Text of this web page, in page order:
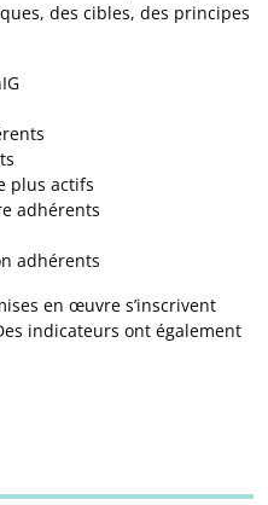
des cibles, des principes
plus actifs
adhérents
adhérents
en œuvre s’inscrivent
indicateurs ont également